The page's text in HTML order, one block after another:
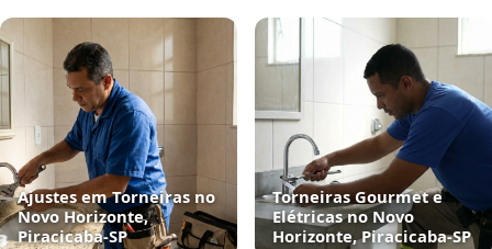
Ajustes em Torneiras no
Novo Horizonte,
Piracicaba‑SP
Torneiras Gourmet e
Elétricas no Novo
Horizonte, Piracicaba‑SP